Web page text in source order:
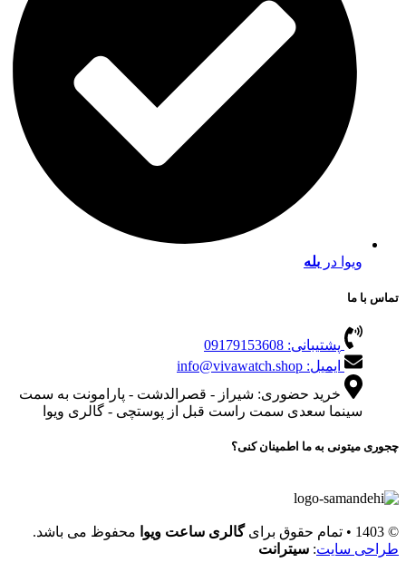
ویوا در بله
تماس با ما
پشتیبانی: 09179153608
ایمیل: info@vivawatch.shop
خرید حضوری: شیراز - قصرالدشت - پارامونت به سمت
سینما سعدی سمت راست قبل از پوستچی - گالری ویوا
چجوری میتونی به ما اطمینان کنی؟
© 1403 • تمام حقوق برای گالری ساعت ویوا محفوظ می باشد.
طراحی سایت: سیترانت